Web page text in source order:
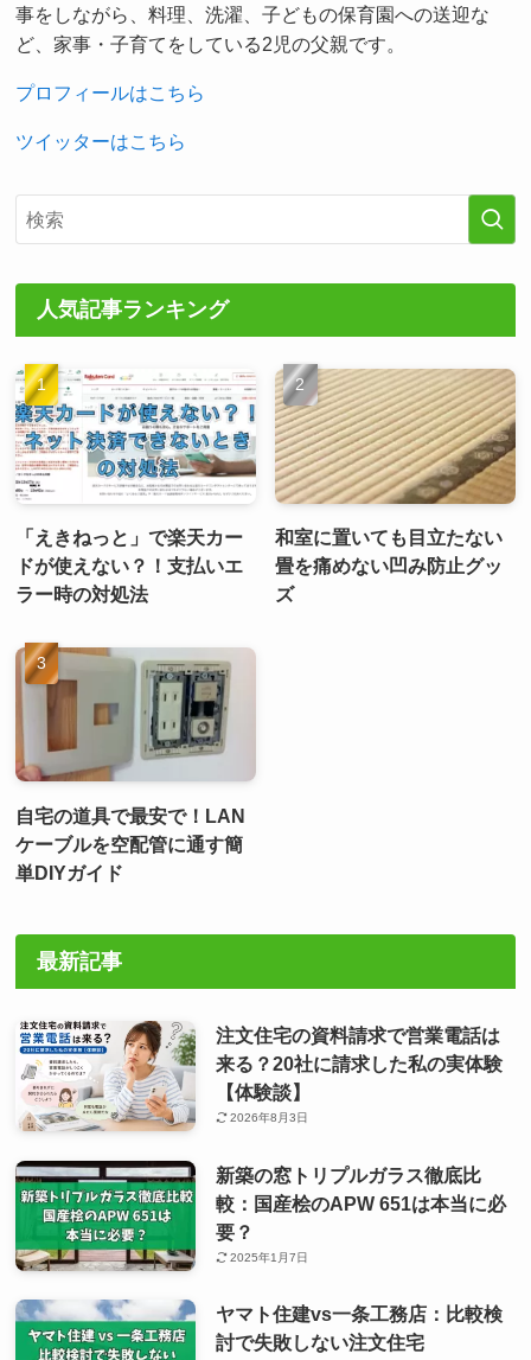
事をしながら、料理、洗濯、子どもの保育園への送迎な
ど、家事・子育てをしている2児の父親です。
プロフィールはこちら
ツイッターはこちら
人気記事ランキング
「えきねっと」で楽天カー
ドが使えない？！支払いエ
ラー時の対処法
和室に置いても目立たない
畳を痛めない凹み防止グッ
ズ
自宅の道具で最安で！LAN
ケーブルを空配管に通す簡
単DIYガイド
最新記事
注文住宅の資料請求で営業電話は
来る？20社に請求した私の実体験
【体験談】
2026年8月3日
新築の窓トリプルガラス徹底比
較：国産桧のAPW 651は本当に必
要？
2025年1月7日
ヤマト住建vs一条工務店：比較検
討で失敗しない注文住宅